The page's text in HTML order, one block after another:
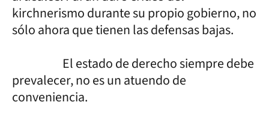
kirchnerismo durante su propio gobierno, no
sólo ahora que tienen las defensas bajas.
El estado de derecho siempre debe
prevalecer, no es un atuendo de
conveniencia.